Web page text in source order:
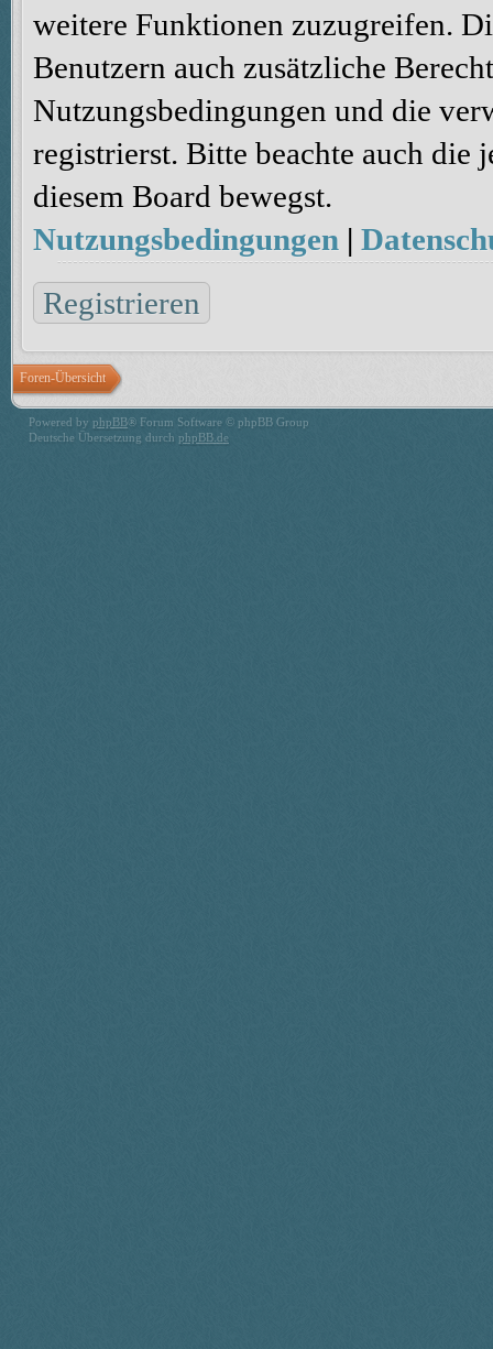
weitere Funktionen zuzugreifen.
Benutzern auch zusätzliche
Nutzungsbedingungen und die
registrierst. Bitte beachte auch
diesem Board bewegst.
Nutzungsbedingungen |
Registrieren
Foren-Übersicht
Powered by phpBB® Forum Software © phpBB Group
Deutsche Übersetzung durch phpBB.de